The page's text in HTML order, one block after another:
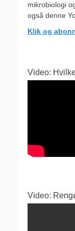
mikrobiologi
også denne
Klik og
Video:
Video: